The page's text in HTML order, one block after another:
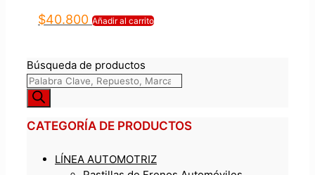
$40.800 Añadir al carrito
Búsqueda de productos
CATEGORÍA DE PRODUCTOS
LÍNEA AUTOMOTRIZ